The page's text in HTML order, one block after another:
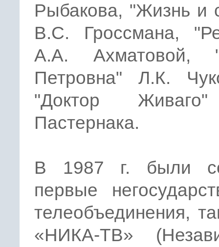
Рыбакова, "Жизнь и
В.С. Гроссмана,
А.А. Ахматовой,
Петровна" Л.К.
"Доктор
Пастернака.
В 1987 г. были
первые
телеобъединения,
«НИКА-ТВ»